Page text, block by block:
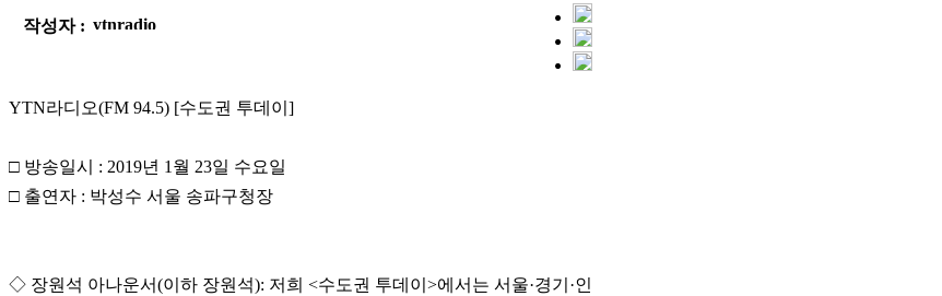
작성자 :
YTN라디오(FM 94.5) [수도권 투데이]
□ 방송일시 : 2019년 1월 23일 수요일
□ 출연자 : 박성수 서울 송파구청장
◇ 장원석 아나운서(이하 장원석): 저희 <수도권 투데이>에서는 서울·경기·인